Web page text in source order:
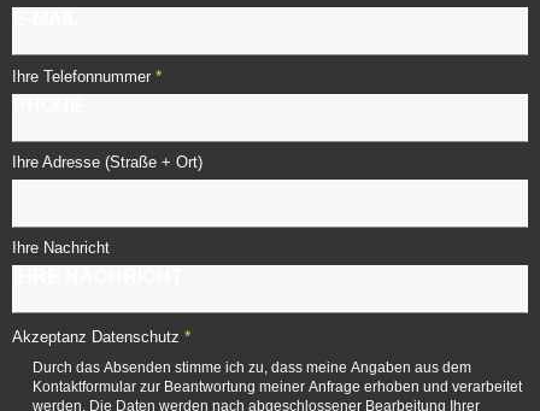
Ihre Telefonnummer *
Ihre Adresse (Straße + Ort)
Ihre Nachricht
Akzeptanz Datenschutz *
Durch das Absenden stimme ich zu, dass meine Angaben aus dem
Kontaktformular zur Beantwortung meiner Anfrage erhoben und verarbeitet
werden. Die Daten werden nach abgeschlossener Bearbeitung Ihrer